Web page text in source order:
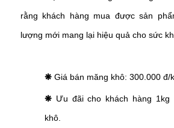
rằng khách hàng mua được sản
lượng mới mang lại hiệu quả cho sức
❋ Giá bán măng khô: 300.000 đ/
❋ Ưu đãi cho khách hàng 1kg
khô.